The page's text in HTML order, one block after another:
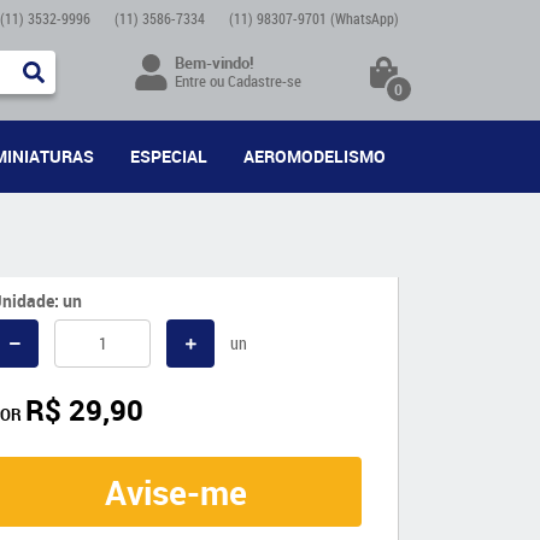
(11) 3532-9996 (11) 3586-7334 (11) 98307-9701 (WhatsApp)
Bem-vindo!
EntreouCadastre-se 0
ESPECIAL AEROMODELISMO
un
un
R$ 29,90
Avise-me